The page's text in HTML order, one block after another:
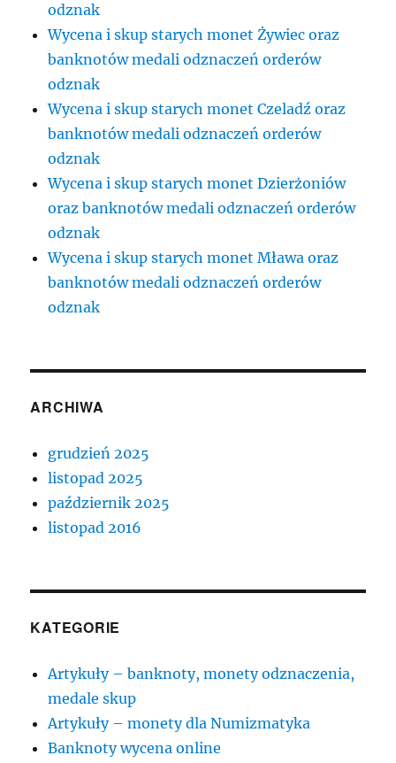
odznak
Wycena i skup starych monet Żywiec oraz
banknotów medali odznaczeń orderów
odznak
Wycena i skup starych monet Czeladź oraz
banknotów medali odznaczeń orderów
odznak
Wycena i skup starych monet Dzierżoniów
oraz banknotów medali odznaczeń orderów
odznak
Wycena i skup starych monet Mława oraz
banknotów medali odznaczeń orderów
odznak
ARCHIWA
grudzień 2025
listopad 2025
październik 2025
listopad 2016
KATEGORIE
Artykuły – banknoty, monety odznaczenia,
medale skup
Artykuły – monety dla Numizmatyka
Banknoty wycena online